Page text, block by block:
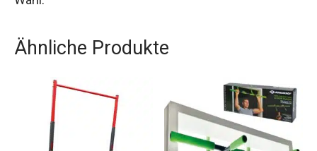
Ringe die ideale Wahl.
Ähnliche Produkte